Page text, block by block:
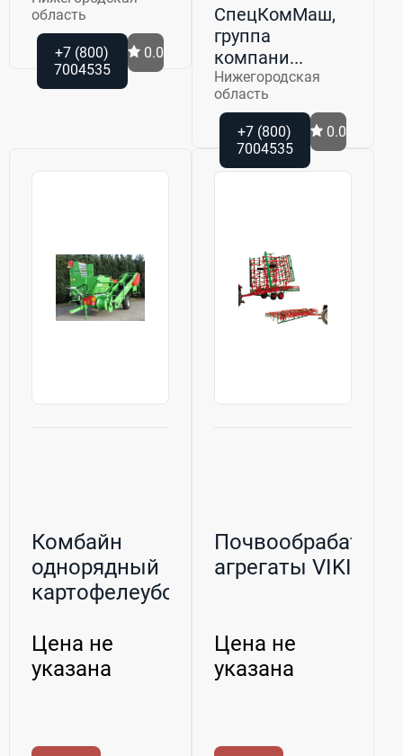
область
+7 (800)
7004535
0.0
СпецКомМаш,
группа
компани...
Нижегородская
область
+7 (800)
7004535
0.0
Комбайн
однорядный
картофелеуборочный
Цена не
указана
агрегаты VIKING
Цена не
указана